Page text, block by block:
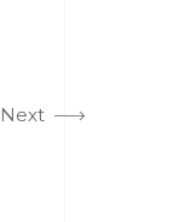
Next